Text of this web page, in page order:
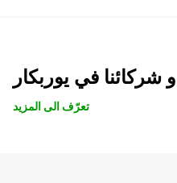
و شركائنا في يوربكار
تعرّف الى المزيد